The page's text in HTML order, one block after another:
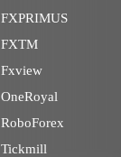
FXPRIMUS
FXTM
Fxview
OneRoyal
RoboForex
Tickmill